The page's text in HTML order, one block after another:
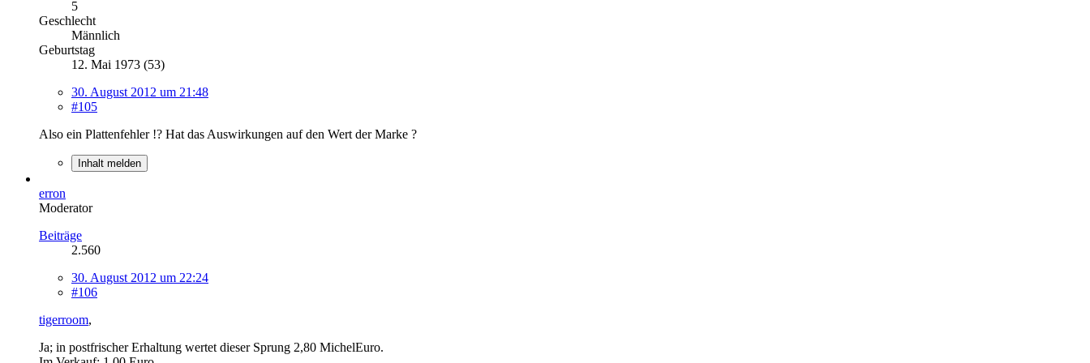
5
Geschlecht
Männlich
Geburtstag
12. Mai 1973 (53)
30. August 2012 um 21:48
#105
Also ein Plattenfehler !? Hat das Auswirkungen auf den Wert der Marke ?
Inhalt melden
erron
Moderator
Beiträge
2.560
30. August 2012 um 22:24
#106
tigerroom,
Ja; in postfrischer Erhaltung wertet dieser Sprung 2,80 MichelEuro.